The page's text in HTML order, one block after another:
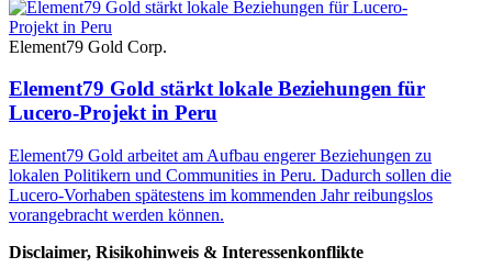
Element79 Gold Corp.
Element79 Gold stärkt lokale Beziehungen für
Lucero-Projekt in Peru
Element79 Gold arbeitet am Aufbau engerer Beziehungen zu
lokalen Politikern und Communities in Peru. Dadurch sollen die
Lucero-Vorhaben spätestens im kommenden Jahr reibungslos
vorangebracht werden können.
Disclaimer, Risikohinweis & Interessenkonflikte